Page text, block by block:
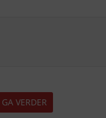
GA VERDER